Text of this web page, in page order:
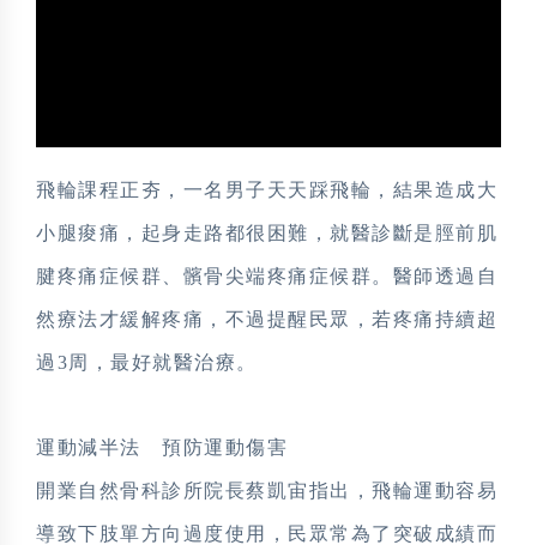
飛輪課程正夯，一名男子天天踩飛輪，結果造成大
小腿痠痛，起身走路都很困難，就醫診斷是脛前肌
腱疼痛症候群、髕骨尖端疼痛症候群。醫師透過自
然療法才緩解疼痛，不過提醒民眾，若疼痛持續超
過3周，最好就醫治療。
運動減半法 預防運動傷害
開業自然骨科診所院長蔡凱宙指出，飛輪運動容易
導致下肢單方向過度使用，民眾常為了突破成績而